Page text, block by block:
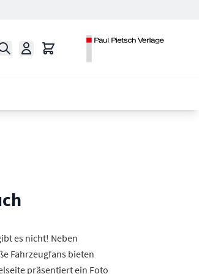
Suche Warenkorb
es nicht! Neben
Fahrzeugfans bieten
präsentiert ein Foto